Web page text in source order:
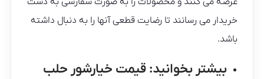
خریدار می رسانند تا رضایت قطعی آنها را به دنبال داشته
باشد.
بیشتر بخوانید:قیمت خیارشور حلب